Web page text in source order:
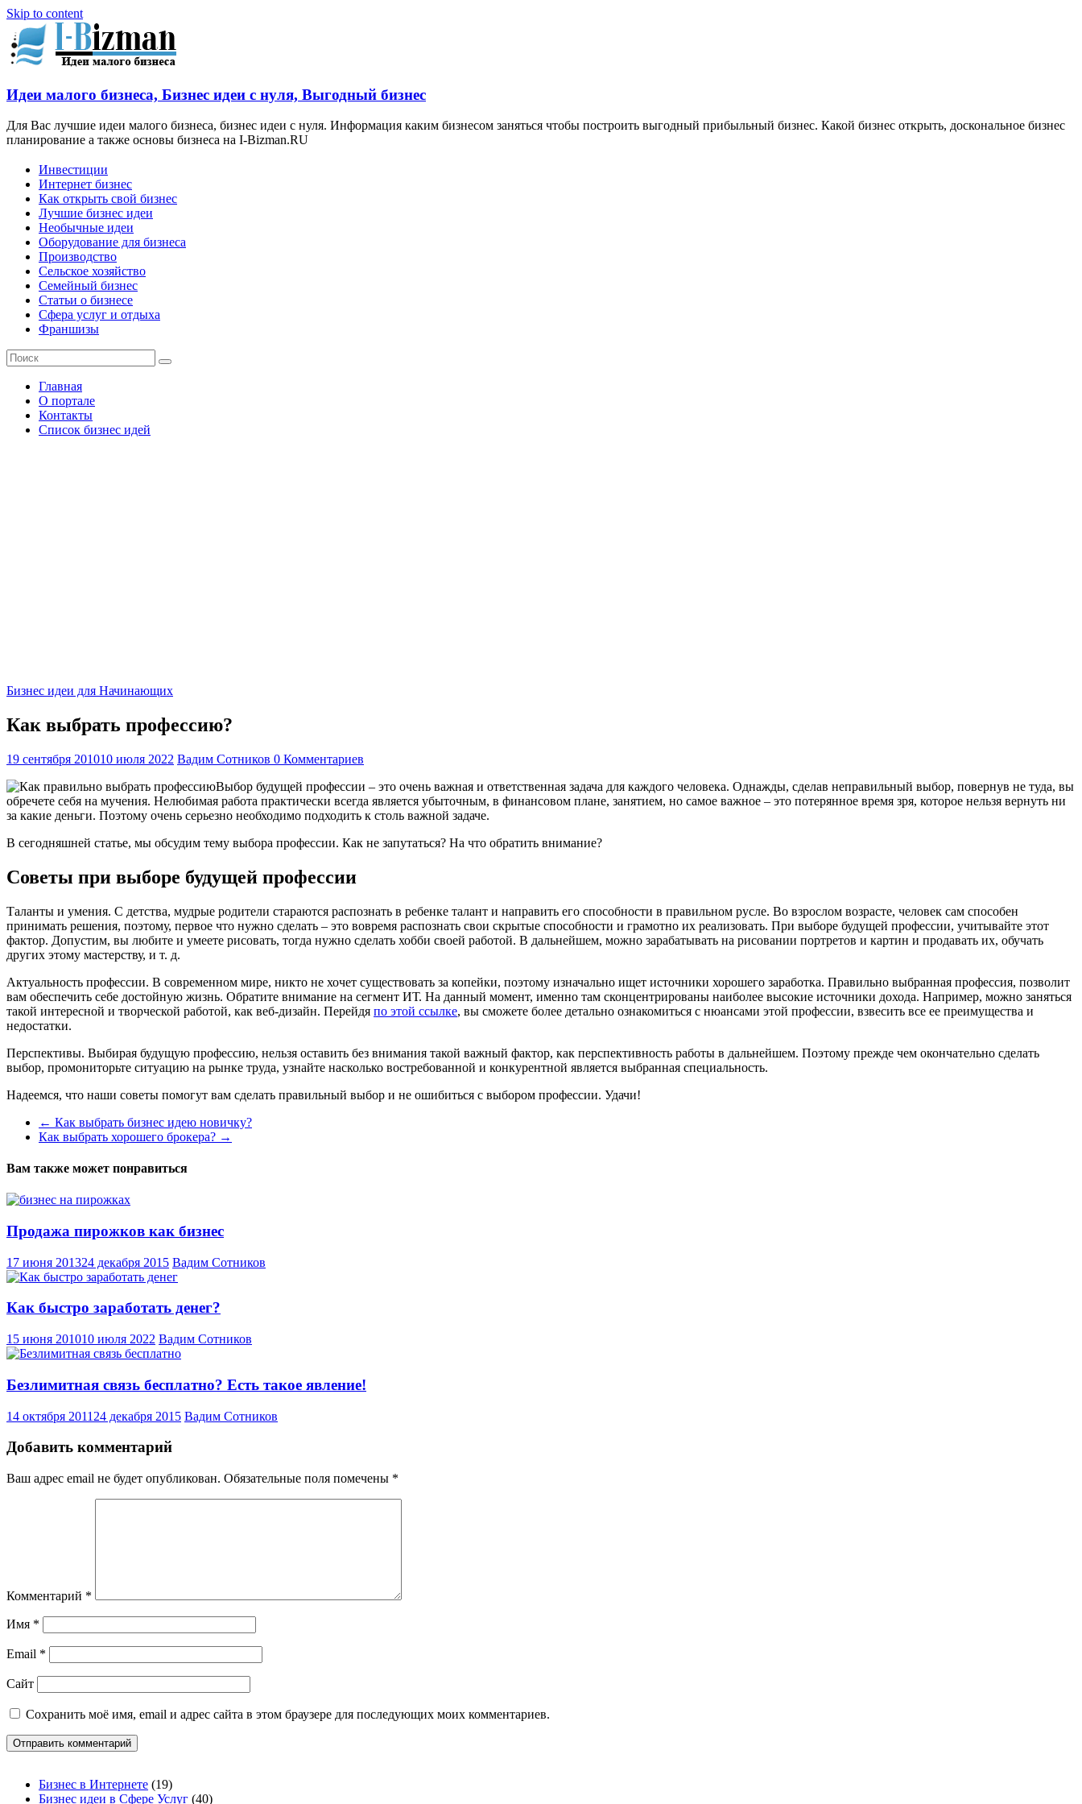
Skip to content
Идеи малого бизнеса, Бизнес идеи с нуля, Выгодный бизнес
Для Вас лучшие идеи малого бизнеса, бизнес идеи с нуля. Информация каким бизнесом заняться чтобы построить выгодный прибыльный бизнес. Какой бизнес открыть, доскональное бизнес
планирование а также основы бизнеса на I-Bizman.RU
Инвестиции
Интернет бизнес
Как открыть свой бизнес
Лучшие бизнес идеи
Необычные идеи
Оборудование для бизнеса
Производство
Сельское хозяйство
Семейный бизнес
Статьи о бизнесе
Сфера услуг и отдыха
Франшизы
Главная
О портале
Контакты
Список бизнес идей
Бизнес идеи для Начинающих
Как выбрать профессию?
19 сентября 201010 июля 2022 Вадим Сотников 0 Комментариев
Выбор будущей профессии – это очень важная и ответственная задача для каждого человека. Однажды, сделав неправильный выбор, повернув не туда, вы
обречете себя на мучения. Нелюбимая работа практически всегда является убыточным, в финансовом плане, занятием, но самое важное – это потерянное время зря, которое нельзя вернуть ни
за какие деньги. Поэтому очень серьезно необходимо подходить к столь важной задаче.
В сегодняшней статье, мы обсудим тему выбора профессии. Как не запутаться? На что обратить внимание?
Советы при выборе будущей профессии
Таланты и умения. С детства, мудрые родители стараются распознать в ребенке талант и направить его способности в правильном русле. Во взрослом возрасте, человек сам способен
принимать решения, поэтому, первое что нужно сделать – это вовремя распознать свои скрытые способности и грамотно их реализовать. При выборе будущей профессии, учитывайте этот
фактор. Допустим, вы любите и умеете рисовать, тогда нужно сделать хобби своей работой. В дальнейшем, можно зарабатывать на рисовании портретов и картин и продавать их, обучать
других этому мастерству, и т. д.
Актуальность профессии. В современном мире, никто не хочет существовать за копейки, поэтому изначально ищет источники хорошего заработка. Правильно выбранная профессия, позволит
вам обеспечить себе достойную жизнь. Обратите внимание на сегмент ИТ. На данный момент, именно там сконцентрированы наиболее высокие источники дохода. Например, можно заняться
такой интересной и творческой работой, как веб-дизайн. Перейдя по этой ссылке, вы сможете более детально ознакомиться с нюансами этой профессии, взвесить все ее преимущества и
недостатки.
Перспективы. Выбирая будущую профессию, нельзя оставить без внимания такой важный фактор, как перспективность работы в дальнейшем. Поэтому прежде чем окончательно сделать
выбор, промониторьте ситуацию на рынке труда, узнайте насколько востребованной и конкурентной является выбранная специальность.
Надеемся, что наши советы помогут вам сделать правильный выбор и не ошибиться с выбором профессии. Удачи!
← Как выбрать бизнес идею новичку?
Как выбрать хорошего брокера? →
Вам также может понравиться
Продажа пирожков как бизнес
17 июня 201324 декабря 2015 Вадим Сотников
Как быстро заработать денег?
15 июня 201010 июля 2022 Вадим Сотников
Безлимитная связь бесплатно? Есть такое явление!
14 октября 2011 24 декабря 2015 Вадим Сотников
Добавить комментарий
Ваш адрес email не будет опубликован. Обязательные поля помечены *
Комментарий *
Имя *
Email *
Сайт
Сохранить моё имя, email и адрес сайта в этом браузере для последующих моих комментариев.
Бизнес в Интернете (19)
Бизнес идеи в Сфере Услуг (40)